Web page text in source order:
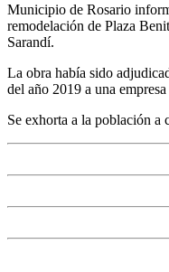
Municipio de Rosario
remodelación de Plaza
Sarandí.
La obra había sido
del año 2019 a una
Se exhorta a la población a